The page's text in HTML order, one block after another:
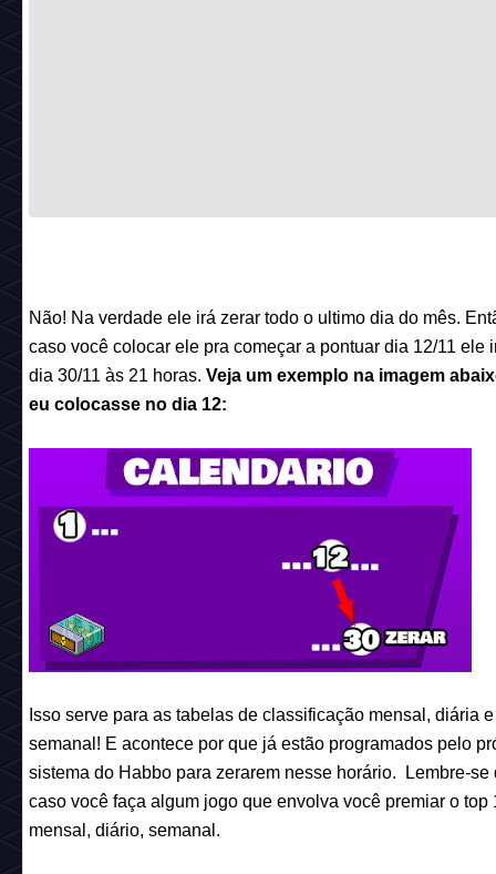
Não! Na verdade ele irá zerar todo o ultimo dia do mês.
caso você colocar ele pra começar a pontuar dia 12/11 ele
dia 30/11 às 21 horas. Veja um exemplo na imagem
eu colocasse no dia 12:
Isso serve para as tabelas de classificação mensal, diária e
semanal! E acontece por que já estão programados pelo
sistema do Habbo para zerarem nesse horário. Lembre-se
caso você faça algum jogo que envolva você premiar o top
mensal, diário, semanal.